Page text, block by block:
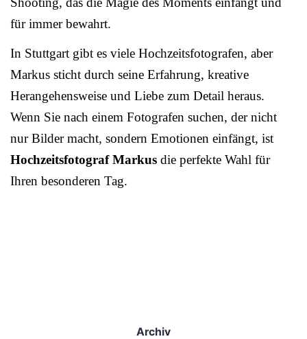
für immer bewahrt.
In Stuttgart gibt es viele Hochzeitsfotografen, aber
Markus sticht durch seine Erfahrung, kreative
Herangehensweise und Liebe zum Detail heraus.
Wenn Sie nach einem Fotografen suchen, der nicht
nur Bilder macht, sondern Emotionen einfängt, ist
Hochzeitsfotograf Markus die perfekte Wahl für
Ihren besonderen Tag.
Archiv